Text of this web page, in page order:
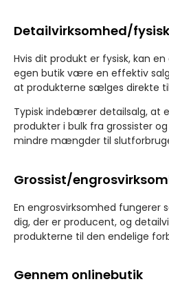
Detailvirksomhed/
Hvis dit produkt er fysisk, kan
egen butik være en effektiv
at produkterne sælges direkte
Typisk indebærer detailsalg, at
produkter i bulk fra grossister
mindre mængder til
Grossist/
En engrosvirksomhed
dig, der er producent, og
produkterne til den endelige
Gennem onlinebutik